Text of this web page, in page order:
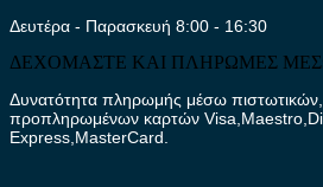
Δευτέρα - Παρασκευή 8:00 - 16:30
ΔΕΧΟΜΑΣΤΕ ΚΑΙ ΠΛΗΡΩΜΕΣ
Δυνατότητα πληρωμής μέσω
προπληρωμένων καρτών
Express,MasterCard.